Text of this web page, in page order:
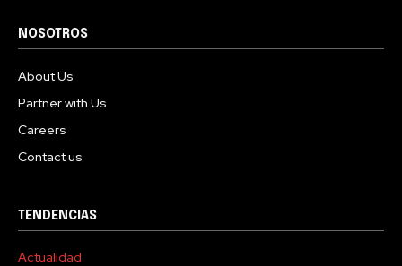
NOSOTROS
About Us
Partner with Us
Careers
Contact us
TENDENCIAS
Actualidad